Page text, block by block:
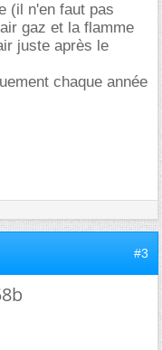
(il n'en faut pas
gaz et la flamme
juste après le
chaque année
#3